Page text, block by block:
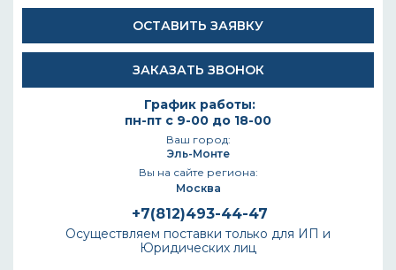
ОСТАВИТЬ ЗАЯВКУ
ЗАКАЗАТЬ ЗВОНОК
График работы:
пн-пт с 9-00 до 18-00
Ваш город:
Эль-Монте
Вы на сайте региона:
Москва
+7(812)493-44-47
Осуществляем поставки только для ИП и
Юридических лиц